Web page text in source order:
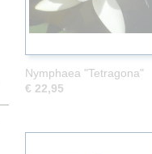
Nymphaea "Tetragona"
€ 22,95